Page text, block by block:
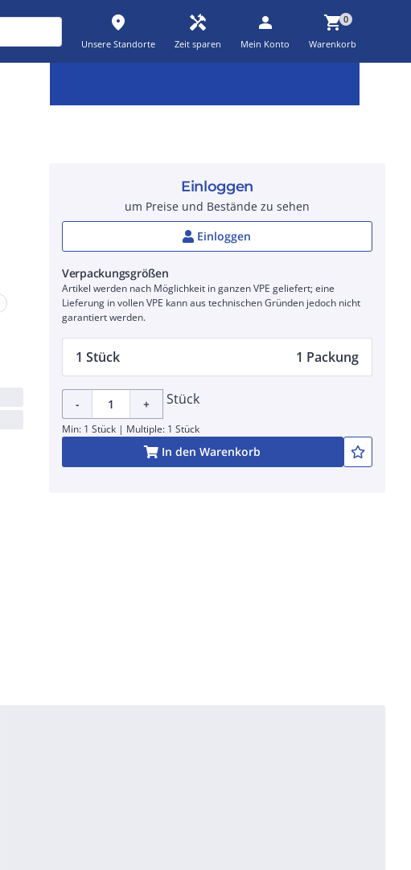
place
Unsere Standorte
handyman
Zeit sparen
person
Mein Konto
shopping_cart0
Warenkorb
Einloggen
um Preise und Bestände zu sehen
Einloggen
Verpackungsgrößen
Artikel werden nach Möglichkeit in ganzen VPE geliefert; eine
Lieferung in vollen VPE kann aus technischen Gründen jedoch nicht
garantiert werden.
1 Stück 1 Packung
- + Stück
Min: 1 Stück | Multiple: 1 Stück
In den Warenkorb